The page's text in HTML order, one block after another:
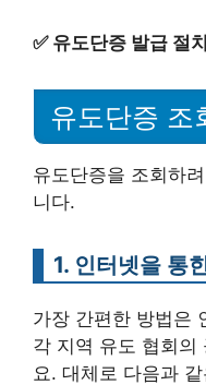
✅ 유도단증 발급 절
유도단증 조
유도단증을 조회하
니다.
1. 인터넷을 통
가장 간편한 방법은
각 지역 유도 협회의
요. 대체로 다음과